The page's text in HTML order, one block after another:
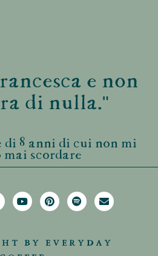
e non
di nulla."
di 8 anni di cui non mi
mai scordare
BY EVERYDAY